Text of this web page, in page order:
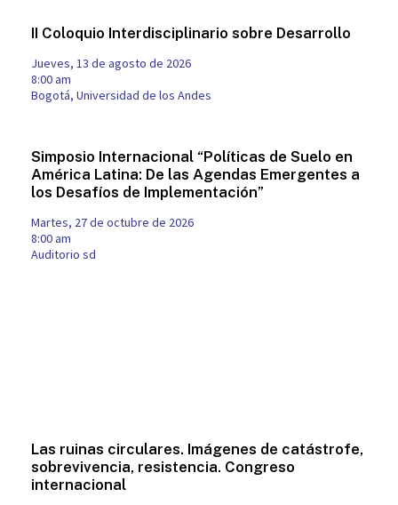
II Coloquio Interdisciplinario sobre Desarrollo
jueves, 13 de agosto de 2026
8:00 am
Bogotá, Universidad de los Andes
Simposio Internacional “Políticas de Suelo en
América Latina: De las Agendas Emergentes a
los Desafíos de Implementación”
martes, 27 de octubre de 2026
8:00 am
Auditorio sd
Las ruinas circulares. Imágenes de catástrofe,
sobrevivencia, resistencia. Congreso
internacional